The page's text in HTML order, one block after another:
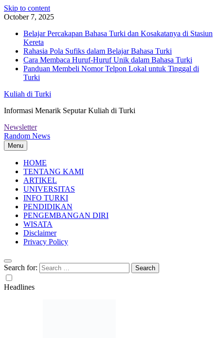
Skip to content
October 7, 2025
Belajar Percakapan Bahasa Turki dan Kosakatanya di Stasiun
Kereta
Rahasia Pola Sufiks dalam Belajar Bahasa Turki
Cara Membaca Huruf-Huruf Unik dalam Bahasa Turki
Panduan Membeli Nomor Telpon Lokal untuk Tinggal di
Turki
Kuliah di Turki
Informasi Menarik Seputar Kuliah di Turki
Newsletter
Random News
Menu
HOME
TENTANG KAMI
ARTIKEL
UNIVERSITAS
INFO TURKI
PENDIDIKAN
PENGEMBANGAN DIRI
WISATA
Disclaimer
Privacy Policy
Search for:
Headlines